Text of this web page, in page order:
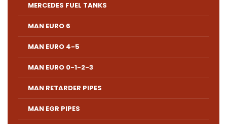
MERCEDES FUEL TANKS
MAN EURO 6
MAN EURO 4-5
MAN EURO 0-1-2-3
MAN RETARDER PIPES
MAN EGR PIPES